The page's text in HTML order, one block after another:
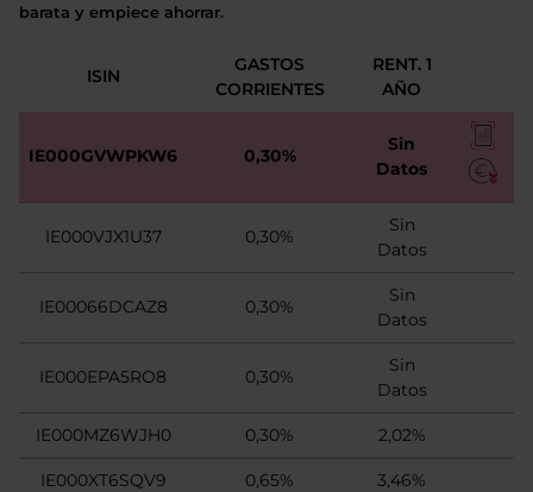
barata y empiece ahorrar.
ISIN
GASTOS
CORRIENTES
RENT. 1
AÑO
IE000GVWPKW6 0,30%
Sin
Datos
IE000VJX1U37 0,30%
Sin
Datos
IE00066DCAZ8 0,30%
Sin
Datos
IE000EPA5RO8 0,30%
Sin
Datos
IE000MZ6WJH0 0,30% 2,02%
IE000XT6SQV9 0,65% 3,46%